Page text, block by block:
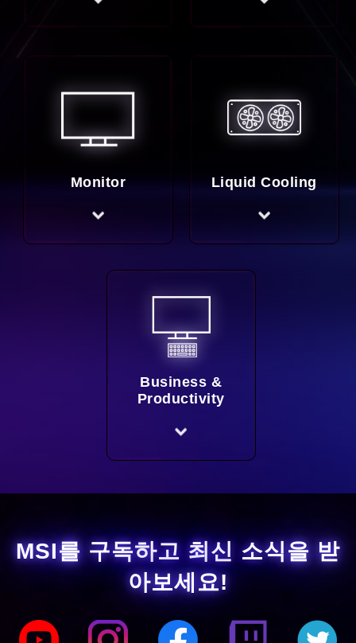
Monitor Liquid Cooling
Business &
Productivity
MSI를 구독하고 최신 소식을 받
아보세요!